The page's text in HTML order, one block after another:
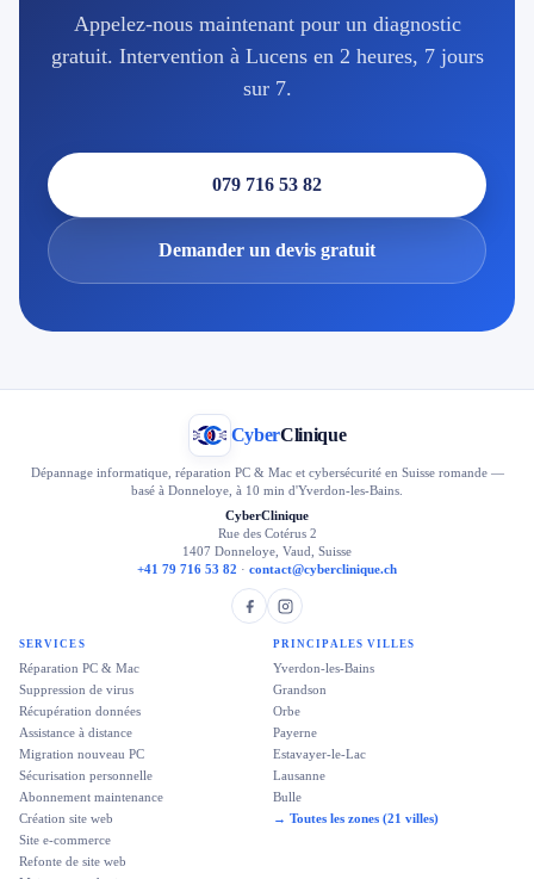
Appelez-nous maintenant pour un diagnostic
gratuit. Intervention à Lucens en 2 heures, 7 jours
sur 7.
079 716 53 82
Demander un devis gratuit
CyberClinique
Dépannage informatique, réparation PC & Mac et cybersécurité en Suisse romande —
basé à Donneloye, à 10 min d'Yverdon-les-Bains.
CyberClinique
Rue des Cotérus 2
1407 Donneloye, Vaud, Suisse
+41 79 716 53 82 · contact@cyberclinique.ch
SERVICES
Réparation PC & Mac
Suppression de virus
Récupération données
Assistance à distance
Migration nouveau PC
Sécurisation personnelle
Abonnement maintenance
Création site web
Site e-commerce
Refonte de site web
PRINCIPALES VILLES
Yverdon-les-Bains
Grandson
Orbe
Payerne
Estavayer-le-Lac
Lausanne
Bulle
→ Toutes les zones (21 villes)